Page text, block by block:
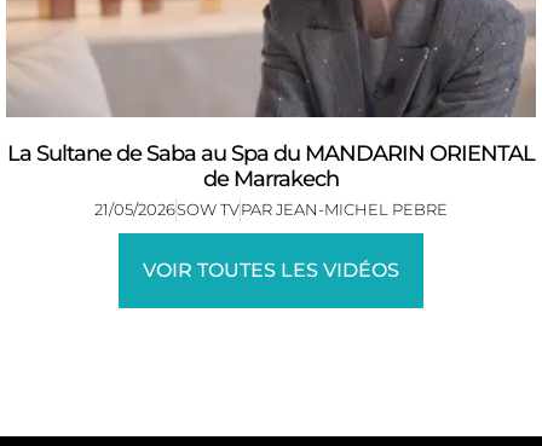
La Sultane de Saba au Spa du MANDARIN ORIENTAL
de Marrakech
21/05/2026SOW TVPARJEAN-MICHEL PEBRE
VOIR TOUTES LES VIDÉOS